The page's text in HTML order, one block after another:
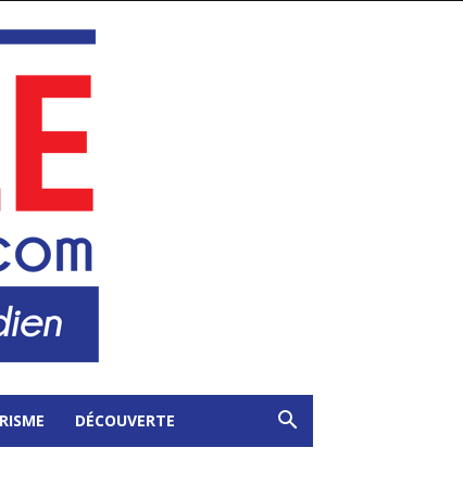
DÉCOUVERTE